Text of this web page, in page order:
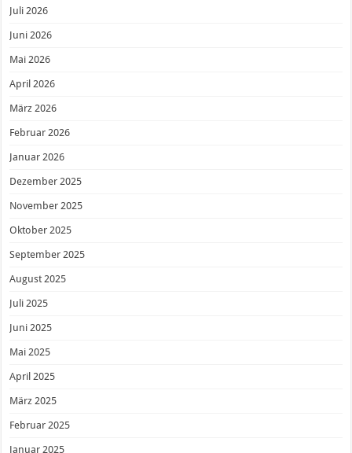
Juli 2026
Juni 2026
Mai 2026
April 2026
März 2026
Februar 2026
Januar 2026
Dezember 2025
November 2025
Oktober 2025
September 2025
August 2025
Juli 2025
Juni 2025
Mai 2025
April 2025
März 2025
Februar 2025
Januar 2025